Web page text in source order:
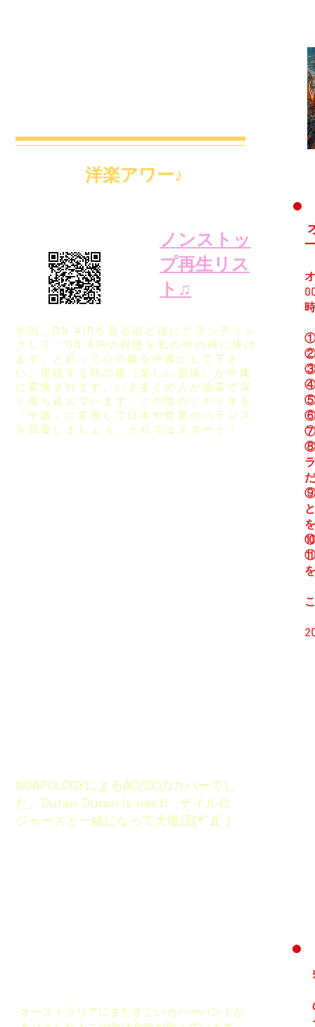
①
②
③
④
⑤
⑥
⑦
⑧
⑨
⑩
⑪
洋楽アワー♪
ノンストッ
プ再生リス
ト♫
今回、ON AIRを見る前と後にグランディン
グして「ON AIRの視聴を私の中の神に捧げ
ます」と祈って心の陽を中庸にして下さ
い。視聴する時の陽（楽しい感情）が中庸
に変換されます。いま多くの人が地震で深
く落ち込んでいます。この陰のシナリオを
「中庸」に変換して日本や世界のバランス
を回復しましょう。それではスタート！
NOAPOLOGYによるAC/DCのカバーでし
た。Duran Duran is next! ナイルロ
ジャースと一緒になって大復活(*ﾟДﾟ)
​オーストラリアにまたすごいカバーバンドが